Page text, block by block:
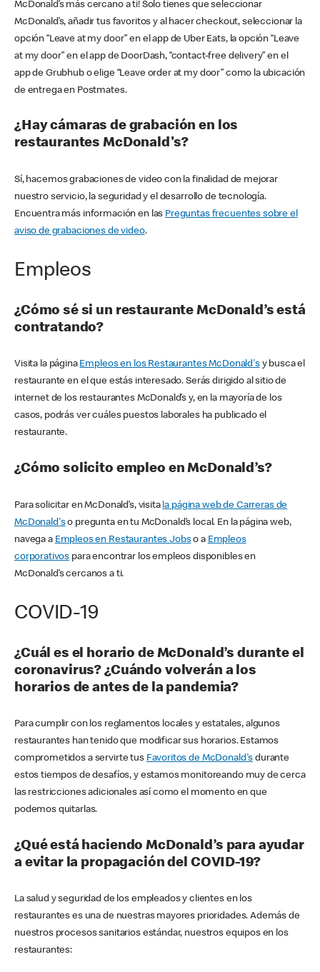
McDonald’s más cercano a ti! Solo tienes que seleccionar
McDonald’s, añadir tus favoritos y al hacer checkout, seleccionar la
opción “Leave at my door” en el app de Uber Eats, la opción “Leave
at my door” en el app de DoorDash, “contact-free delivery” en el
app de Grubhub o elige “Leave order at my door” como la ubicación
de entrega en Postmates.
¿Hay cámaras de grabación en los
restaurantes McDonald's?
Sí, hacemos grabaciones de video con la finalidad de mejorar
nuestro servicio, la seguridad y el desarrollo de tecnología.
Encuentra más información en las Preguntas frecuentes sobre el
aviso de grabaciones de video.
Empleos
¿Cómo sé si un restaurante McDonald’s está
contratando?
Visita la página Empleos en los Restaurantes McDonald'sy busca el
restaurante en el que estás interesado. Serás dirigido al sitio de
internet de los restaurantes McDonald’s y, en la mayoría de los
casos, podrás ver cuáles puestos laborales ha publicado el
restaurante.
¿Cómo solicito empleo en McDonald’s?
Para solicitar en McDonald’s, visita la página web de Carreras de
McDonald'so pregunta en tu McDonald’s local. En la página web,
navega a Empleos en Restaurantes Jobso a Empleos
corporativos para encontrar los empleos disponibles en
McDonald’s cercanos a ti.
COVID-19
¿Cuál es el horario de McDonald’s durante el
coronavirus? ¿Cuándo volverán a los
horarios de antes de la pandemia?
Para cumplir con los reglamentos locales y estatales, algunos
restaurantes han tenido que modificar sus horarios. Estamos
comprometidos a servirte tus Favoritos de McDonald's durante
estos tiempos de desafíos, y estamos monitoreando muy de cerca
las restricciones adicionales así como el momento en que
podemos quitarlas.
¿Qué está haciendo McDonald’s para ayudar
a evitar la propagación del COVID-19?
La salud y seguridad de los empleados y clientes en los
restaurantes es una de nuestras mayores prioridades. Además de
nuestros procesos sanitarios estándar, nuestros equipos en los
restaurantes: